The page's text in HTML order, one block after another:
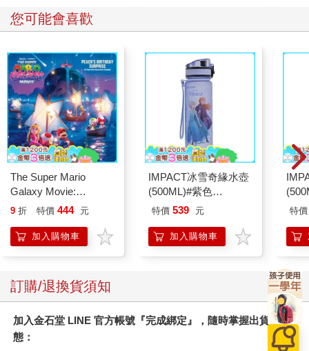
您可能會喜歡
The Super Mario
Galaxy Movie:
Peach`s Birthday
Mario Galaxy Movie
Storybook
9 折 特價 444 元
加入購物車
IMPACT冰雪奇緣水壺
(500ML)#紫色
IMDSB01PL
特價 539 元
加入購物車
特價
訂購/退換貨須知
加入金石堂 LINE 官方帳號『完成綁定』，隨時掌握出貨動
態：